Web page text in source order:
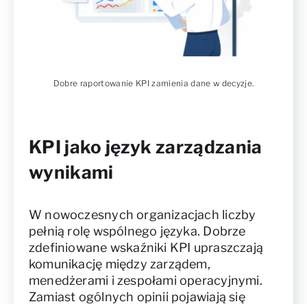
Dobre raportowanie KPI zamienia dane w decyzje.
KPI jako język zarządzania
wynikami
W nowoczesnych organizacjach liczby
pełnią rolę wspólnego języka. Dobrze
zdefiniowane wskaźniki KPI upraszczają
komunikację między zarządem,
menedżerami i zespołami operacyjnymi.
Zamiast ogólnych opinii pojawiają się